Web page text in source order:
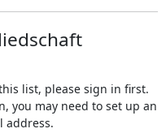
list, please sign in first.
you may need to set up an
address.